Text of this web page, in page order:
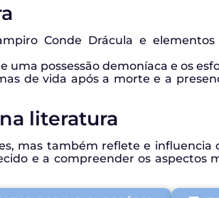
Conde Drácula e elementos
possessão demoníaca e os
de vida após a morte e a
literatura
mas também reflete e influencia
e a compreender os aspectos